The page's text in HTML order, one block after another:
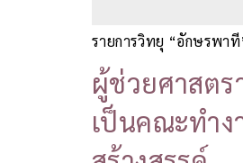
รายการวิทยุ “อักษรพา
ผู้ช่วยศาสตร
เป็นคณะทำง